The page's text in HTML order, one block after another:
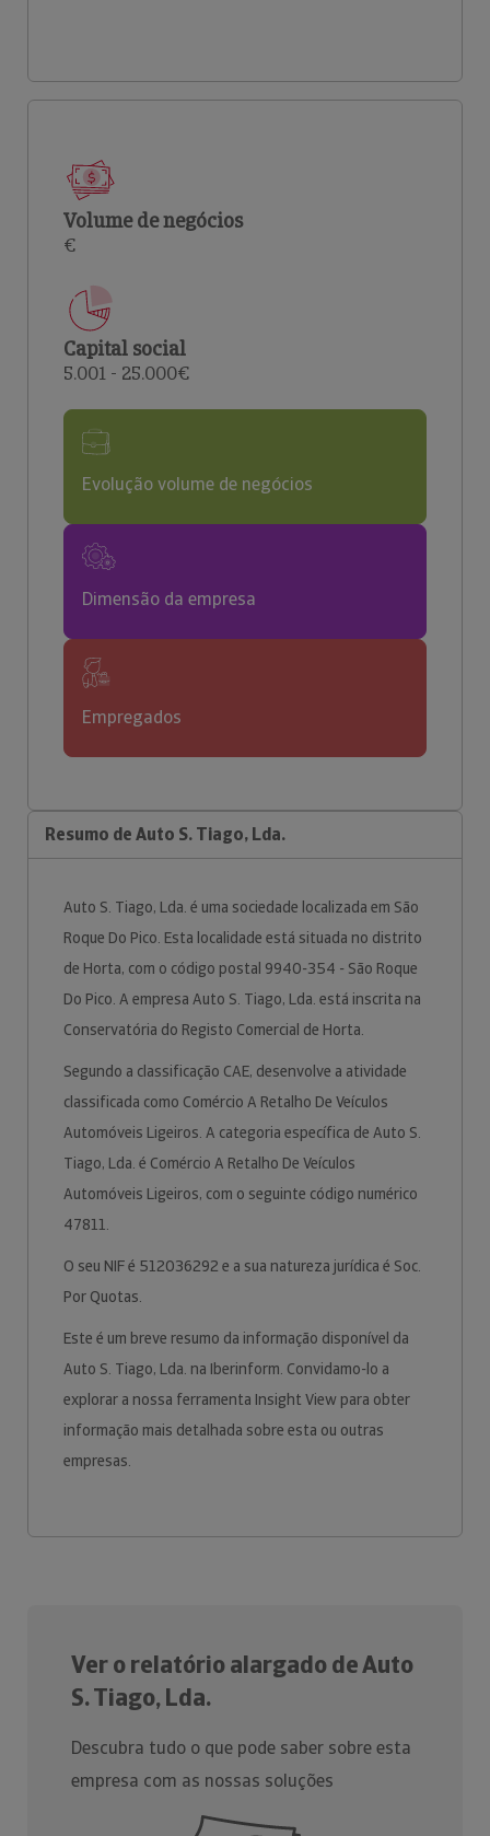
Volume de negócios
€
Capital social
5.001 - 25.000€
Evolução volume de negócios
Dimensão da empresa
Empregados
Resumo de Auto S. Tiago, Lda.
Auto S. Tiago, Lda. é uma sociedade localizada em São
Roque Do Pico. Esta localidade está situada no distrito
de Horta, com o código postal 9940-354 - São Roque
Do Pico. A empresa Auto S. Tiago, Lda. está inscrita na
Conservatória do Registo Comercial de Horta.
Segundo a classificação CAE, desenvolve a atividade
classificada como Comércio A Retalho De Veículos
Automóveis Ligeiros. A categoria específica de Auto S.
Tiago, Lda. é Comércio A Retalho De Veículos
Automóveis Ligeiros, com o seguinte código numérico
47811.
O seu NIF é 512036292 e a sua natureza jurídica é Soc.
Por Quotas.
Este é um breve resumo da informação disponível da
Auto S. Tiago, Lda. na Iberinform. Convidamo-lo a
explorar a nossa ferramenta Insight View para obter
informação mais detalhada sobre esta ou outras
empresas.
Ver o relatório alargado de Auto
S. Tiago, Lda.
Descubra tudo o que pode saber sobre esta
empresa com as nossas soluções